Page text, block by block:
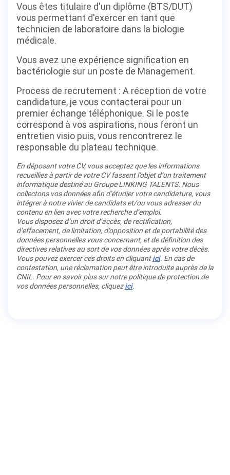
Vous êtes titulaire d'un diplôme (BTS/DUT)
vous permettant d'exercer en tant que
technicien de laboratoire dans la biologie
médicale.
Vous avez une expérience signification en
bactériologie sur un poste de Management.
Process de recrutement : A réception de votre
candidature, je vous contacterai pour un
premier échange téléphonique. Si le poste
correspond à vos aspirations, nous feront un
entretien visio puis, vous rencontrerez le
responsable du plateau technique.
En déposant votre CV, vous acceptez que les informations
recueillies à partir de votre CV fassent l’objet d’un traitement
informatique destiné au Groupe LINKING TALENTS. Nous
collectons vos données afin d’étudier votre candidature, vous
intégrer à notre vivier de candidats et/ou vous adresser du
contenu en lien avec votre recherche d’emploi.
Vous disposez d’un droit d’accès, de rectification,
d’effacement, de limitation, d’opposition et de portabilité des
données personnelles vous concernant, et de définition des
directives relatives au sort de vos données après votre décès.
Vous pouvez exercer ces droits en cliquantici. En cas de
contestation, une réclamation peut être introduite auprès de la
CNIL. Pour en savoir plus sur notre politique de protection de
vos données personnelles, cliquezici.